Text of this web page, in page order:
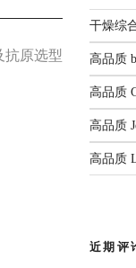
十余载匠心耕
领域构建了丰富
为亚太区枢纽，
供专业的市场推
监测年度报告（
国家疾控发布：
管理规范（2026年
前沿综述：呼吸道
感染与检测：现
抗原选型
干燥综
高品质
高品质
高品质
高品质
近期评